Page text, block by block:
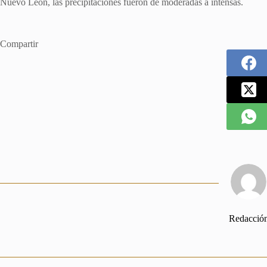
Nuevo León, las precipitaciones fueron de moderadas a intensas.
Compartir